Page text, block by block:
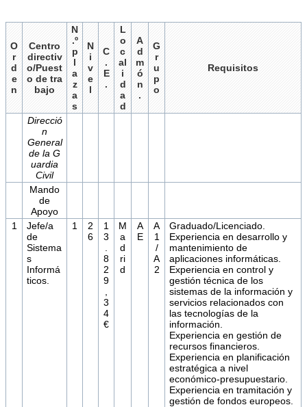
O
r
d
e
n
Centro
directiv
o/Puest
o de tra
bajo
N
.º
p
l
a
z
a
s
N
i
v
e
l
C
.
E
.
L
o
c
al
i
d
a
d
A
d
m
ó
n
.
G
r
u
p
o
Requisitos
Direcció
n
General
de la G
uardia
Civil
Mando
de
Apoyo
1
Jefe/a
de
Sistema
s
Informá
ticos.
1
2
6
1
3
8
2
9
3
4
€
M
a
d
ri
d
A
E
A
1
/
A
2
Graduado/Licenciado.
Experiencia en desarrollo y
mantenimiento de
aplicaciones informáticas.
Experiencia en control y
gestión técnica de los
sistemas de la información y
servicios relacionados con
las tecnologías de la
información.
Experiencia en gestión de
recursos financieros.
Experiencia en planificación
estratégica a nivel
económico-presupuestario.
Experiencia en tramitación y
gestión de fondos europeos.